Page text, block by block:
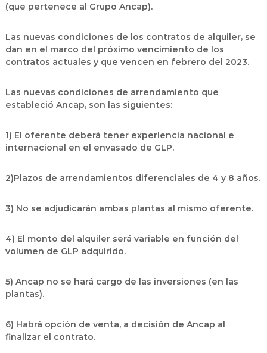
(que pertenece al Grupo Ancap).
Las nuevas condiciones de los contratos de alquiler, se
dan en el marco del próximo vencimiento de los
contratos actuales y que vencen en febrero del 2023.
Las nuevas condiciones de arrendamiento que
estableció Ancap, son las siguientes:
1) El oferente deberá tener experiencia nacional e
internacional en el envasado de GLP.
2)Plazos de arrendamientos diferenciales de 4 y 8 años.
3) No se adjudicarán ambas plantas al mismo oferente.
4) El monto del alquiler será variable en función del
volumen de GLP adquirido.
5) Ancap no se hará cargo de las inversiones (en las
plantas).
6) Habrá opción de venta, a decisión de Ancap al
finalizar el contrato.